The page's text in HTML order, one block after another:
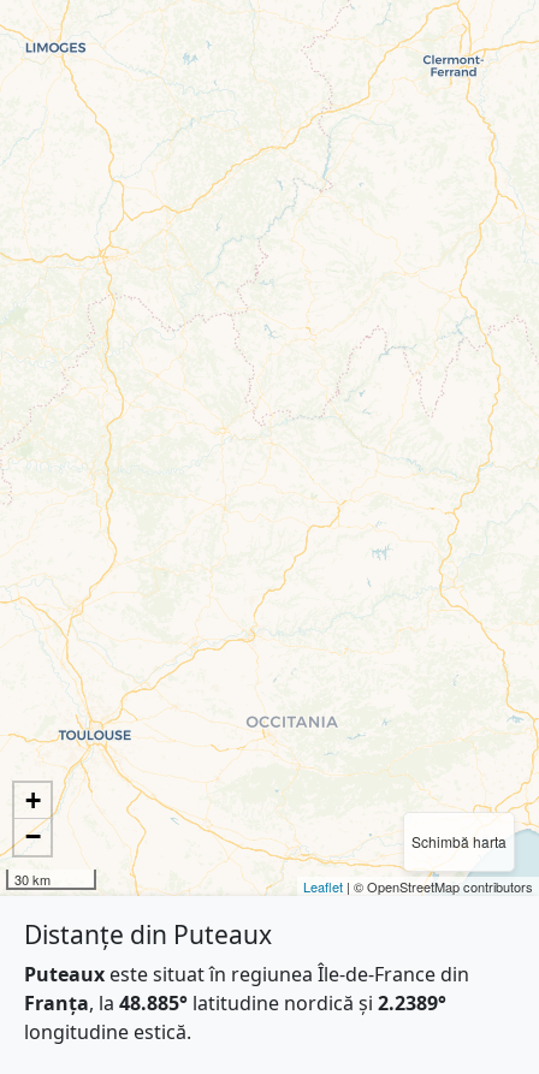
Schimbă harta
+
−
30 km Leaflet | © OpenStreetMap contributors
Distanțe din Puteaux
Puteaux este situat în regiunea Île-de-France din
Franţa, la 48.885° latitudine nordică și 2.2389°
longitudine estică.